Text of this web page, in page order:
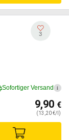
3
Sofortiger Versand i
9,90 €
(13,20 €/l)